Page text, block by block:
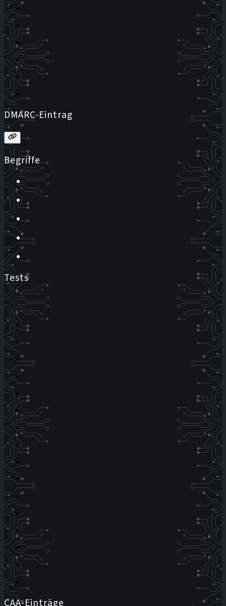
DMARC-Eintrag
Begriffe
Tests
CAA-Einträge